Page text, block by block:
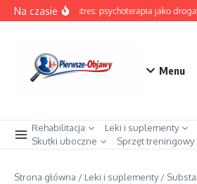
Przejdź do treści
Na czasiePokonaj stres: psychoterapia jako droga
Menu
Rehabilitacja
Leki i suplementy
Skutki uboczne
Sprzęt treningowy
Strona główna / Leki i suplementy/